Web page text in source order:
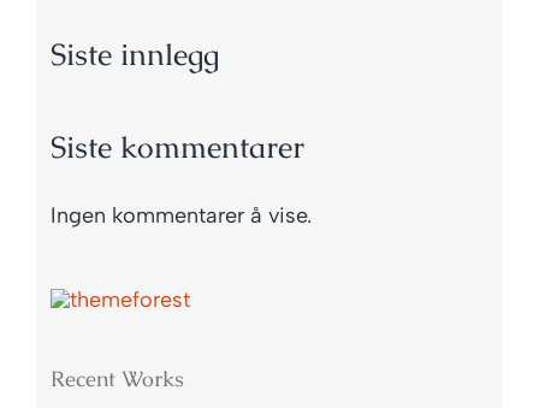
Siste innlegg
Siste kommentarer
Ingen kommentarer å vise.
Recent Works